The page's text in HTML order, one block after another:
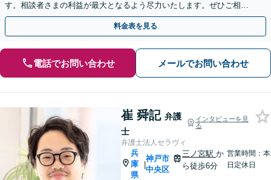
す。相談者さまの利益が最大となるよう尽力いたします。ぜひご相談
ください。【休日・夜間面談可】【WEB面談可】
料金表を見る
電話でお問い合わせ メールでお問い合わせ
崔 舜記 弁護
士
インタビューを見
る
弁護士法人セラヴィ
兵
庫
県
|
神戸市
中央区
三ノ宮駅か
ら徒歩6分
営業時間：本
日定休日